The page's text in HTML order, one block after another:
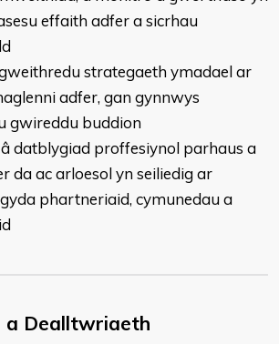
effaith adfer a sicrhau
strategaeth ymadael ar
adfer, gan gynnwys
gwireddu buddion
datblygiad proffesiynol parhaus a
da ac arloesol yn seiliedig ar
phartneriaid, cymunedau a
a Dealltwriaeth